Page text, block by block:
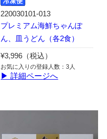
220030101-013
プレミアム海鮮ちゃんぽ
ん、皿うどん（各2食）
¥3,996（税込）
お気に入りの登録人数：3人
▶ 詳細ページへ